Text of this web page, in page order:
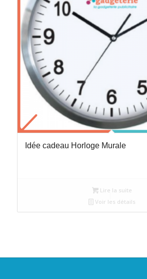
Idée cadeau Horloge Murale
Lire la suite
Voir les détails